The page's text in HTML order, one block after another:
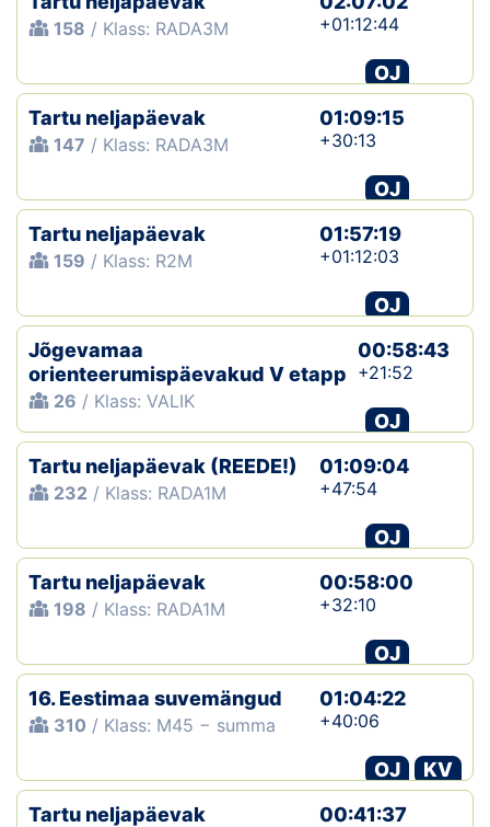
158 / Klass: RADA3M +01:12:44
OJ
Tartu neljapäevak
147 / Klass: RADA3M
01:09:15
+30:13
OJ
Tartu neljapäevak
159 / Klass: R2M
01:57:19
+01:12:03
OJ
Jõgevamaa
orienteerumispäevakud V etapp
26 / Klass: VALIK
00:58:43
+21:52
OJ
Tartu neljapäevak (REEDE!)
232 / Klass: RADA1M
01:09:04
+47:54
OJ
Tartu neljapäevak
198 / Klass: RADA1M
00:58:00
+32:10
OJ
16. Eestimaa suvemängud
310 / Klass: M45 − summa
01:04:22
+40:06
OJ
KV
Tartu neljapäevak
00:41:37